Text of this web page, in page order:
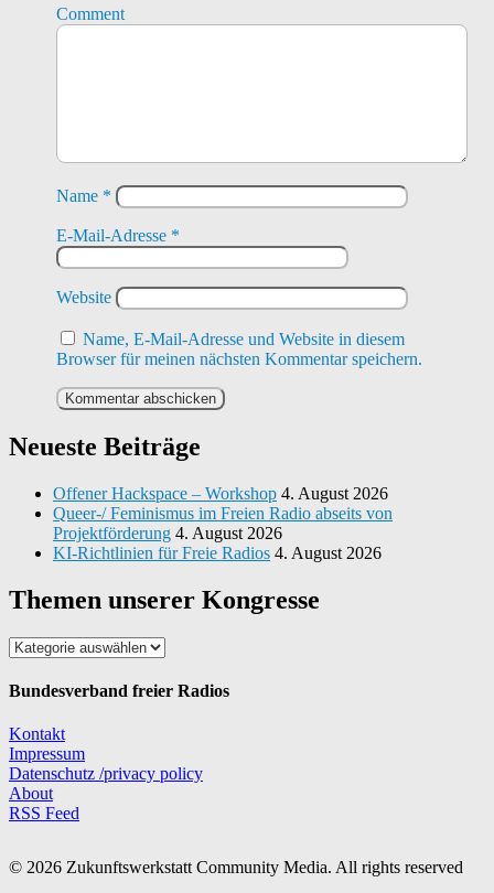
Comment
Name *
E-Mail-Adresse *
Website
Name, E-Mail-Adresse und Website in diesem
Browser für meinen nächsten Kommentar speichern.
Neueste Beiträge
Offener Hackspace – Workshop 4. August 2026
Queer-/ Feminismus im Freien Radio abseits von
Projektförderung 4. August 2026
KI-Richtlinien für Freie Radios 4. August 2026
Themen unserer Kongresse
Themen
Kongresse
Bundesverband freier Radios
Kontakt
Impressum
Datenschutz /privacy policy
About
RSS Feed
© 2026 Zukunftswerkstatt Community Media. All rights reserved